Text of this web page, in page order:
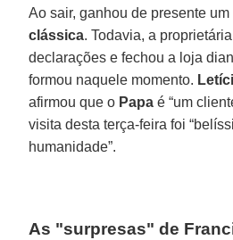
Ao sair, ganhou de presente um
clássica. Todavia, a
declarações e fechou a loja
formou naquele momento.
afirmou que o Papa é “um
visita desta terça-feira foi
humanidade”.
As "surpresas" de